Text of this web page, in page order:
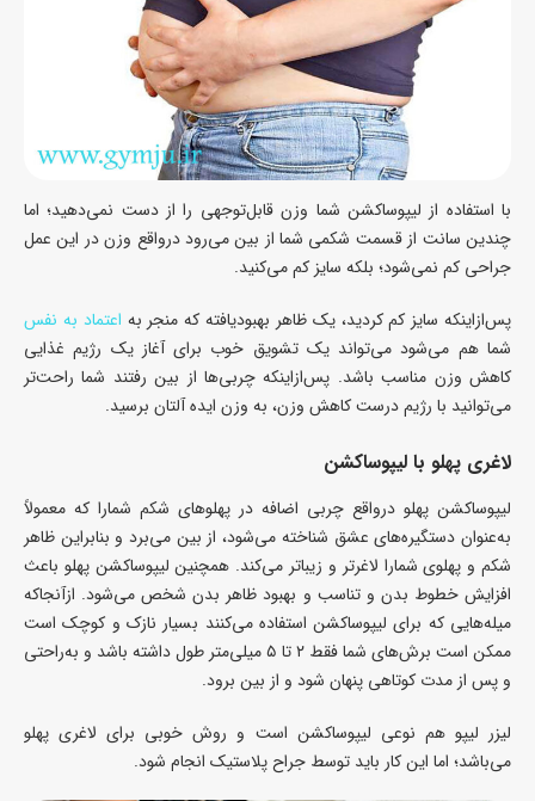
با استفاده از لیپوساکشن شما وزن قابل‌توجهی را از دست نمی‌دهید؛ اما
چندین سانت از قسمت شکمی شما از بین می‌رود درواقع وزن در این عمل
جراحی کم نمی‌شود؛ بلکه سایز کم می‌کنید.
پس‌ازاینکه سایز کم کردید، یک ظاهر بهبودیافته که منجر به اعتماد به‌ نفس
شما هم می‌شود می‌تواند یک تشویق خوب برای آغاز یک رژیم غذایی
کاهش وزن مناسب باشد. پس‌ازاینکه چربی‌ها از بین رفتند شما راحت‌تر
می‌توانید با رژیم درست کاهش وزن، به وزن ایده ‌آلتان برسید.
لاغری پهلو با لیپوساکشن
لیپوساکشن پهلو درواقع چربی اضافه در پهلوهای شکم شمارا که معمولاً
به‌عنوان دستگیره‌های عشق شناخته می‌شود، از بین می‌برد و بنابراین ظاهر
شکم و پهلوی شمارا لاغرتر و زیباتر می‌کند. همچنین لیپوساکشن پهلو باعث
افزایش خطوط بدن و تناسب و بهبود ظاهر بدن شخص می‌شود. ازآنجاکه
میله‌هایی که برای لیپوساکشن استفاده می‌کنند بسیار نازک و کوچک است
ممکن است برش‌های شما فقط ۲ تا ۵ میلی‌متر طول داشته باشد و به‌راحتی
و پس از مدت کوتاهی پنهان شود و از بین برود.
لیزر لیپو هم نوعی لیپوساکشن است و روش خوبی برای لاغری پهلو
می‌باشد؛ اما این کار باید توسط جراح پلاستیک انجام شود.